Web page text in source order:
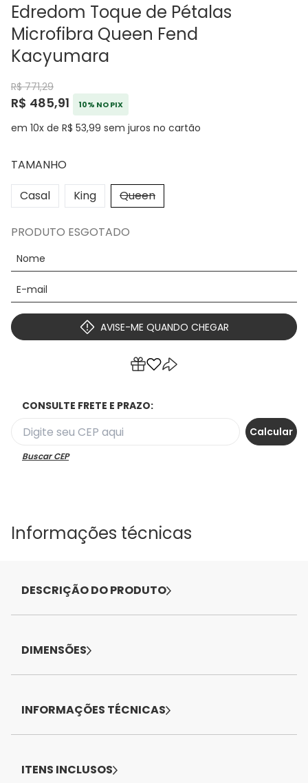
Edredom Toque de Pétalas
Microfibra Queen Fend
Kacyumara
R$ 771,29
R$ 485,91 10% NO PIX
em 10x de R$ 53,99 sem juros no cartão
TAMANHO
Casal
King Queen
PRODUTO ESGOTADO
AVISE-ME QUANDO CHEGAR
CONSULTE FRETE E PRAZO:
Buscar CEP
Informações técnicas
DESCRIÇÃO DO PRODUTO
DIMENSÕES
INFORMAÇÕES TÉCNICAS
ITENS INCLUSOS